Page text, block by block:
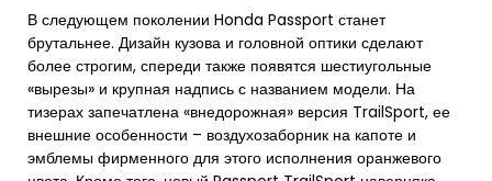
В следующем поколении Honda Passport станет
брутальнее. Дизайн кузова и головной оптики сделают
более строгим, спереди также появятся шестиугольные
«вырезы» и крупная надпись с названием модели. На
тизерах запечатлена «внедорожная» версия TrailSport, ее
внешние особенности – воздухозаборник на капоте и
эмблемы фирменного для этого исполнения оранжевого